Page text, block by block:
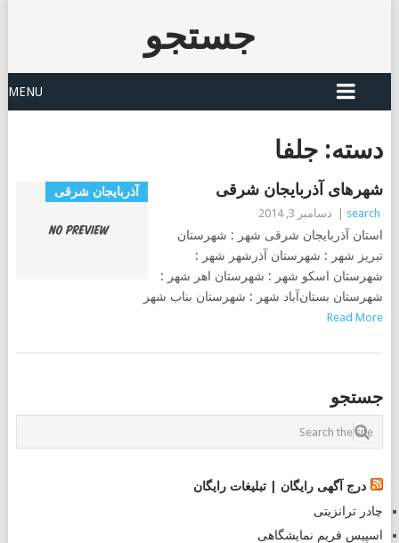
جستجو
MENU
دسته: جلفا
آذربایجان شرقی شهرهای آذربایجان شرقی
search دسامبر 3, 2014
استان آذربایجان شرقی شهر : شهرستان
تبریز شهر : شهرستان آذرشهر شهر :
شهرستان اسکو شهر : شهرستان اهر شهر :
شهرستان بستان‌آباد شهر : شهرستان بناب شهر
Read More
POSTS
NAVIGATION
جستجو
درج آگهی رایگان | تبلیغات رایگان
چادر ترانزیتی
اسپیس فریم نمایشگاهی